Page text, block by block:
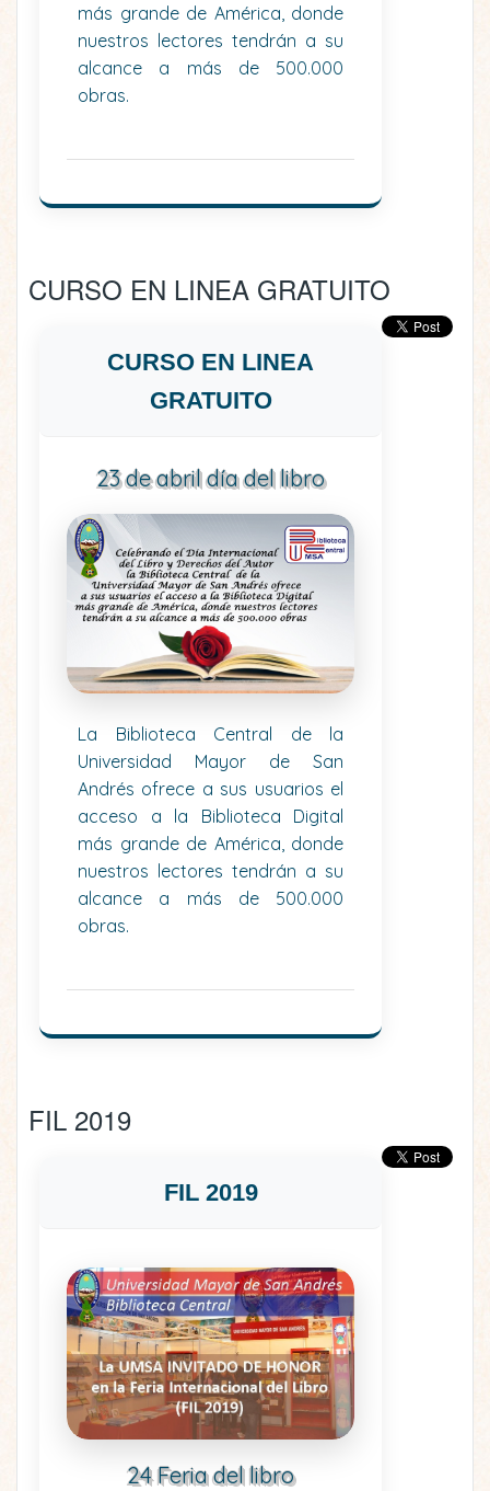
más grande de América, donde
nuestros lectores tendrán a su
alcance a más de 500.000
obras.
CURSO EN LINEA GRATUITO
CURSO EN LINEA
GRATUITO
23 de abril día del libro
La Biblioteca Central de la
Universidad Mayor de San
Andrés ofrece a sus usuarios el
acceso a la Biblioteca Digital
más grande de América, donde
nuestros lectores tendrán a su
alcance a más de 500.000
obras.
FIL 2019
FIL 2019
24 Feria del libro